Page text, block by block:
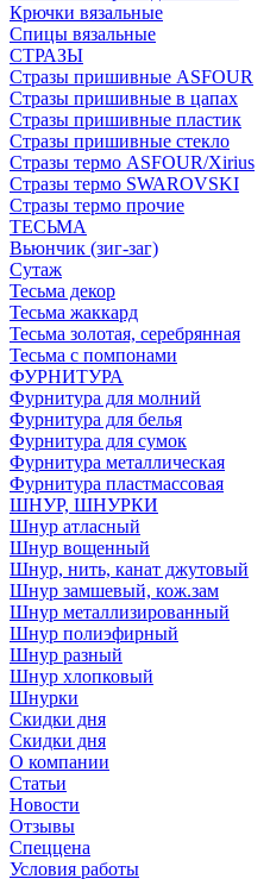
Крючки вязальные
Спицы вязальные
СТРАЗЫ
Стразы пришивные ASFOUR
Стразы пришивные в цапах
Стразы пришивные пластик
Стразы пришивные стекло
Стразы термо ASFOUR/Xirius
Стразы термо SWAROVSKI
Стразы термо прочие
ТЕСЬМА
Вьюнчик (зиг-заг)
Сутаж
Тесьма декор
Тесьма жаккард
Тесьма золотая, серебрянная
Тесьма с помпонами
ФУРНИТУРА
Фурнитура для молний
Фурнитура для белья
Фурнитура для сумок
Фурнитура металлическая
Фурнитура пластмассовая
ШНУР, ШНУРКИ
Шнур атласный
Шнур вощенный
Шнур, нить, канат джутовый
Шнур замшевый, кож.зам
Шнур металлизированный
Шнур полиэфирный
Шнур разный
Шнур хлопковый
Шнурки
Скидки дня
Скидки дня
О компании
Статьи
Новости
Отзывы
Спеццена
Условия работы